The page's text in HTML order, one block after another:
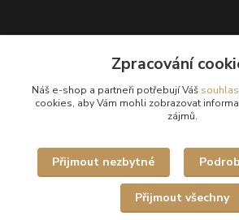
Kontakty
info@internetove-domeny.cz
Zpracování
Náš e-shop a partneři potřebují Váš souhlas
cookies, aby Vám mohli zobrazovat
zájmů.
Přijmout nezbytné
Přijmout všechny